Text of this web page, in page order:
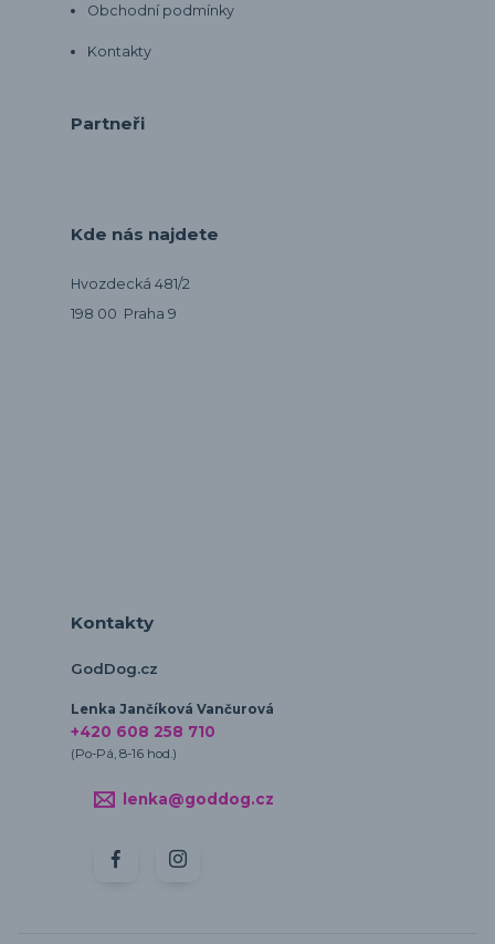
Obchodní podmínky
Kontakty
Partneři
Kde nás najdete
Hvozdecká 481/2
198 00 Praha 9
Kontakty
GodDog.cz
Lenka Jančíková Vančurová
+420 608 258 710
(Po-Pá, 8-16 hod.)
lenka@goddog.cz